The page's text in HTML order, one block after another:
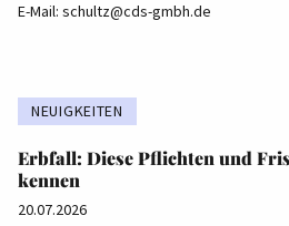
E-Mail: schultz@cds-gmbh.de
NEUIGKEITEN
Erbfall: Diese Pflichten und
kennen
20.07.2026